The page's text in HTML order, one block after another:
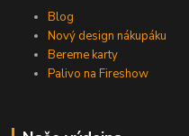
Blog
Nový design nákupáku
Bereme karty
Palivo na Fireshow